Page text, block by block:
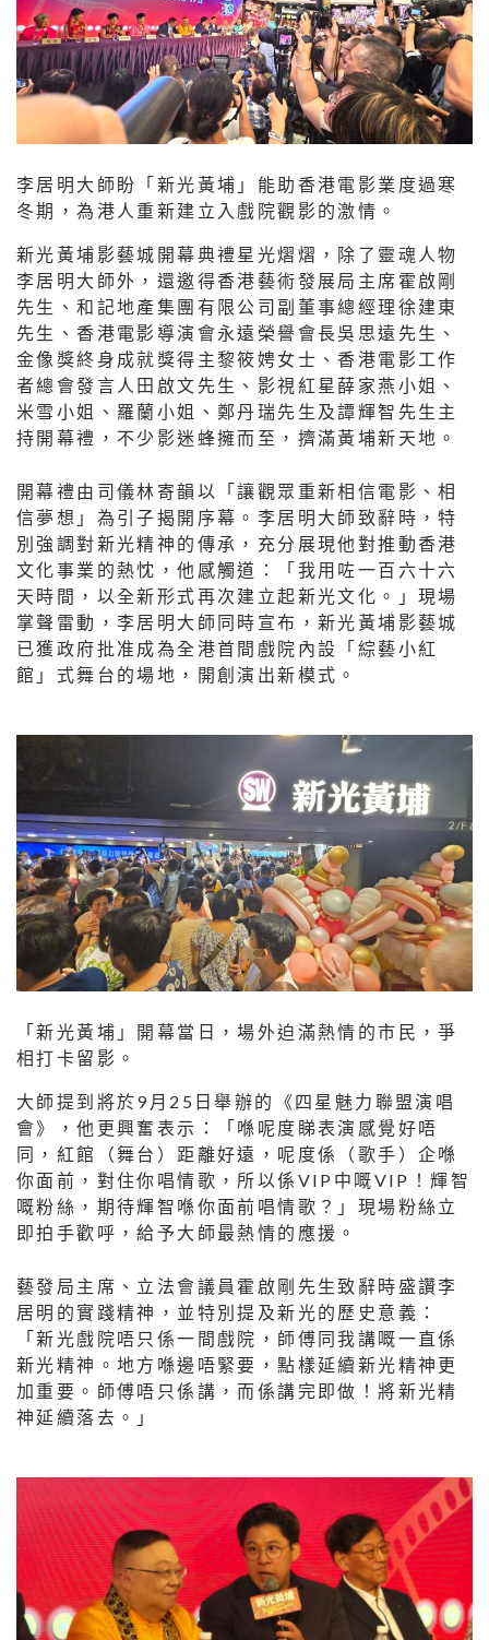
李居明大師盼「新光黃埔」能助香港電影業度過寒
冬期，為港人重新建立入戲院觀影的激情。
新光黃埔影藝城開幕典禮星光熠熠，除了靈魂人物
李居明大師外，還邀得香港藝術發展局主席霍啟剛
先生、和記地產集團有限公司副董事總經理徐建東
先生、香港電影導演會永遠榮譽會長吳思遠先生、
金像獎終身成就獎得主黎筱娉女士、香港電影工作
者總會發言人田啟文先生、影視紅星薛家燕小姐、
米雪小姐、羅蘭小姐、鄭丹瑞先生及譚輝智先生主
持開幕禮，不少影迷蜂擁而至，擠滿黃埔新天地。
開幕禮由司儀林寄韻以「讓觀眾重新相信電影、相
信夢想」為引子揭開序幕。李居明大師致辭時，特
別強調對新光精神的傳承，充分展現他對推動香港
文化事業的熱忱，他感觸道：「我用咗一百六十六
天時間，以全新形式再次建立起新光文化。」現場
掌聲雷動，李居明大師同時宣布，新光黃埔影藝城
已獲政府批准成為全港首間戲院內設「綜藝小紅
館」式舞台的場地，開創演出新模式。
「新光黃埔」開幕當日，場外迫滿熱情的市民，爭
相打卡留影。
大師提到將於9月25日舉辦的《四星魅力聯盟演唱
會》，他更興奮表示：「喺呢度睇表演感覺好唔
同，紅館（舞台）距離好遠，呢度係（歌手）企喺
你面前，對住你唱情歌，所以係VIP中嘅VIP！輝智
嘅粉絲，期待輝智喺你面前唱情歌？」現場粉絲立
即拍手歡呼，給予大師最熱情的應援。
藝發局主席、立法會議員霍啟剛先生致辭時盛讚李
居明的實踐精神，並特別提及新光的歷史意義：
「新光戲院唔只係一間戲院，師傅同我講嘅一直係
新光精神。地方喺邊唔緊要，點樣延續新光精神更
加重要。師傅唔只係講，而係講完即做！將新光精
神延續落去。」